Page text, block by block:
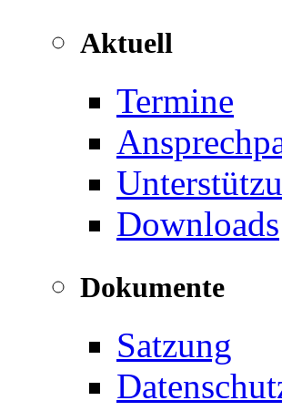
Aktuell
Termine
Downloads
Dokumente
Satzung